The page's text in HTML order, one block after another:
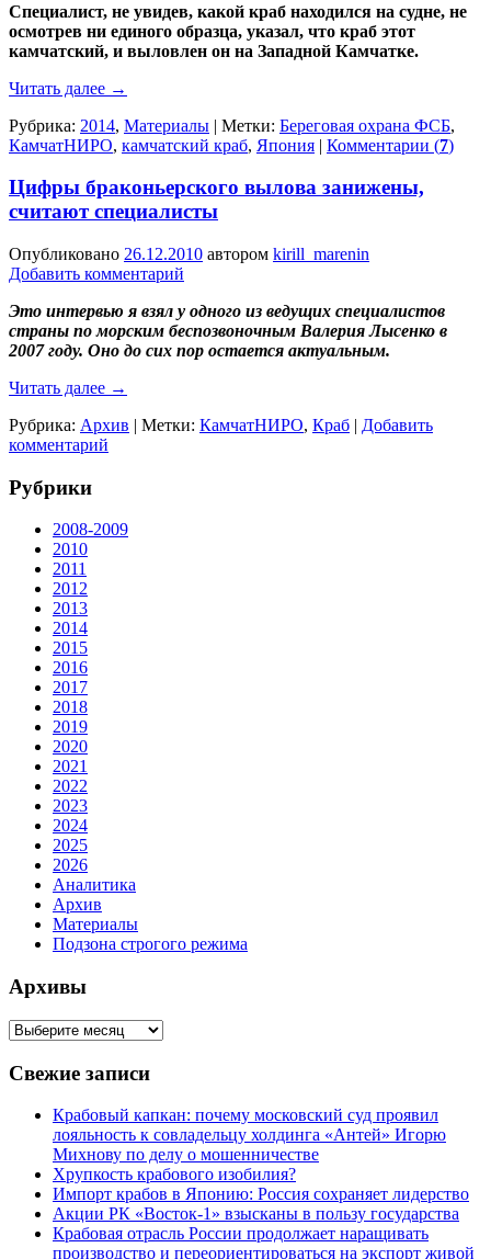
Специалист, не увидев, какой краб находился на судне, не
осмотрев ни единого образца, указал, что краб этот
камчатский, и выловлен он на Западной Камчатке.
Читать далее →
Рубрика: 2014, Материалы | Метки: Береговая охрана ФСБ,
КамчатНИРО, камчатский краб, Япония | Комментарии (7)
Цифры браконьерского вылова занижены,
считают специалисты
Опубликовано 26.12.2010 автором kirill_marenin
Добавить комментарий
Это интервью я взял у одного из ведущих специалистов
страны по морским беспозвоночным Валерия Лысенко в
2007 году. Оно до сих пор остается актуальным.
Читать далее →
Рубрика: Архив | Метки: КамчатНИРО, Краб | Добавить
комментарий
Рубрики
2008-2009
2010
2011
2012
2013
2014
2015
2016
2017
2018
2019
2020
2021
2022
2023
2024
2025
2026
Аналитика
Архив
Материалы
Подзона строгого режима
Архивы
Свежие записи
Крабовый капкан: почему московский суд проявил
лояльность к совладельцу холдинга «Антей» Игорю
Михнову по делу о мошенничестве
Хрупкость крабового изобилия?
Импорт крабов в Японию: Россия сохраняет лидерство
Акции РК «Восток-1» взысканы в пользу государства
Крабовая отрасль России продолжает наращивать
производство и переориентироваться на экспорт живой